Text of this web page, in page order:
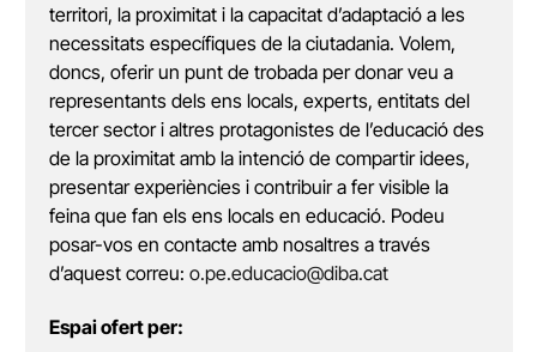
territori, la proximitat i la capacitat d’adaptació a les
necessitats específiques de la ciutadania. Volem,
doncs, oferir un punt de trobada per donar veu a
representants dels ens locals, experts, entitats del
tercer sector i altres protagonistes de l’educació des
de la proximitat amb la intenció de compartir idees,
presentar experiències i contribuir a fer visible la
feina que fan els ens locals en educació. Podeu
posar-vos en contacte amb nosaltres a través
d’aquest correu: o.pe.educacio@diba.cat
Espai ofert per: